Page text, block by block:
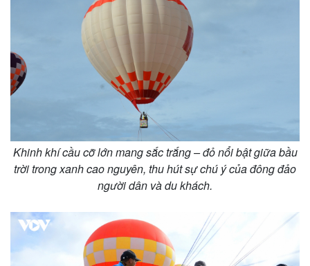
Khinh khí cầu cỡ lớn mang sắc trắng – đỏ nổi bật giữa bầu
trời trong xanh cao nguyên, thu hút sự chú ý của đông đảo
người dân và du khách.